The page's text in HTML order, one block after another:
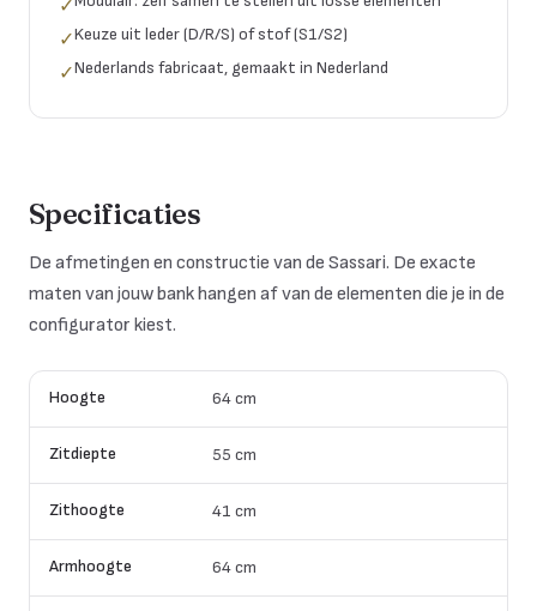
✓
✓Keuze uit leder (D/R/S) of stof (S1/S2)
✓Nederlands fabricaat, gemaakt in Nederland
Specificaties
De afmetingen en constructie van de Sassari. De exacte
maten van jouw bank hangen af van de elementen die je in de
configurator kiest.
Hoogte 64 cm
Zitdiepte 55 cm
Zithoogte 41 cm
Armhoogte 64 cm